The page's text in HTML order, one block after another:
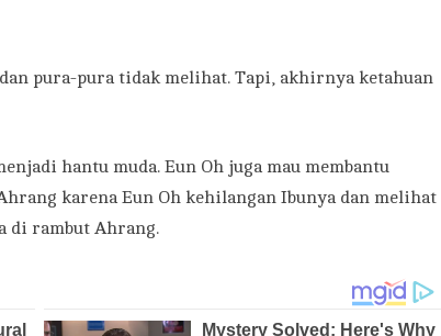
pura-pura tidak melihat. Tapi, akhirnya ketahuan
hantu muda. Eun Oh juga mau membantu
karena Eun Oh kehilangan Ibunya dan melihat
di rambut Ahrang.